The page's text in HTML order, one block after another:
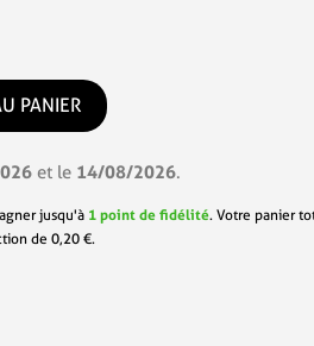
PANIER
et le 14/08/2026.
jusqu'à 1 point de fidélité. Votre panier
de 0,20 €.